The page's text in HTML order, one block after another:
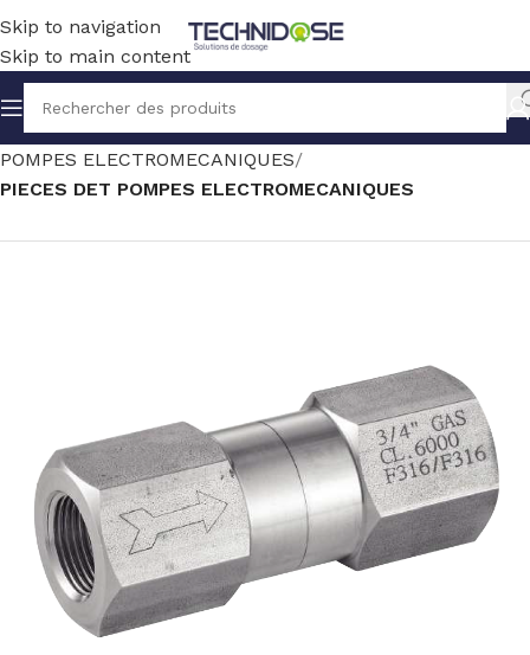
Skip to navigation
Skip to main content
Accueil TRAITEMENT EAU DOSAGE
POMPES ELECTROMECANIQUES
PIECES DET POMPES ELECTROMECANIQUES